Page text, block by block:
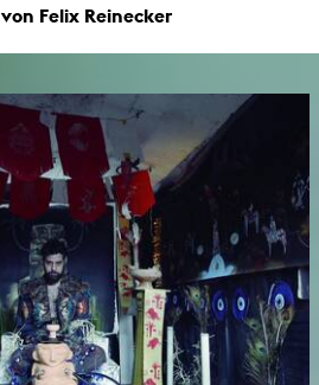
von Felix Reinecker